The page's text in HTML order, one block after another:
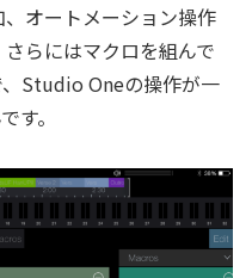
オートメーション操作
らにはマクロを組んで
Studio Oneの操作が一
す。